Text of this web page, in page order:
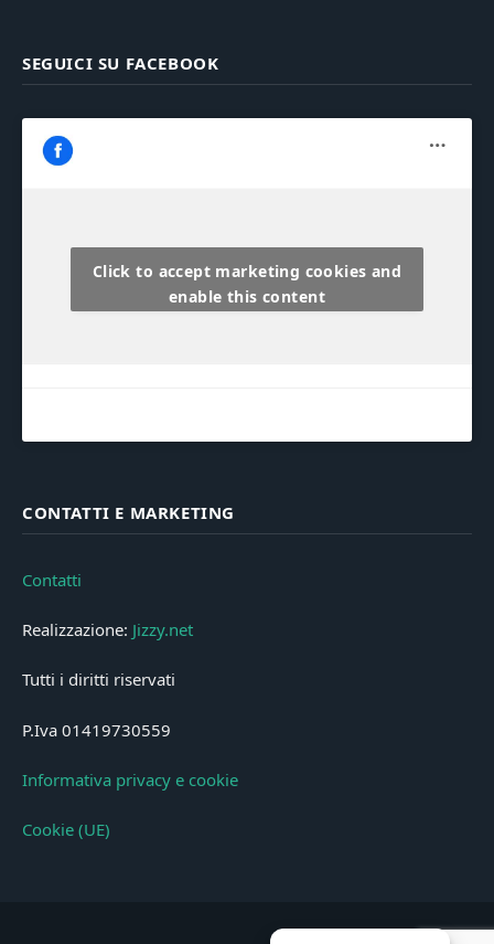
SEGUICI SU FACEBOOK
Click to accept marketing cookies and
enable this content
CONTATTI E MARKETING
Contatti
Realizzazione: Jizzy.net
Tutti i diritti riservati
P.Iva 01419730559
Informativa privacy e cookie
Cookie (UE)